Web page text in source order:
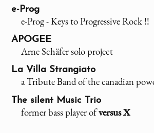
e-Prog
e-Prog - Keys to Progressive Rock !!
APOGEE
Arne Schäfer solo project
La Villa Strangiato
a Tribute Band of the canadian
The silent Music Trio
former bass player ofversus X